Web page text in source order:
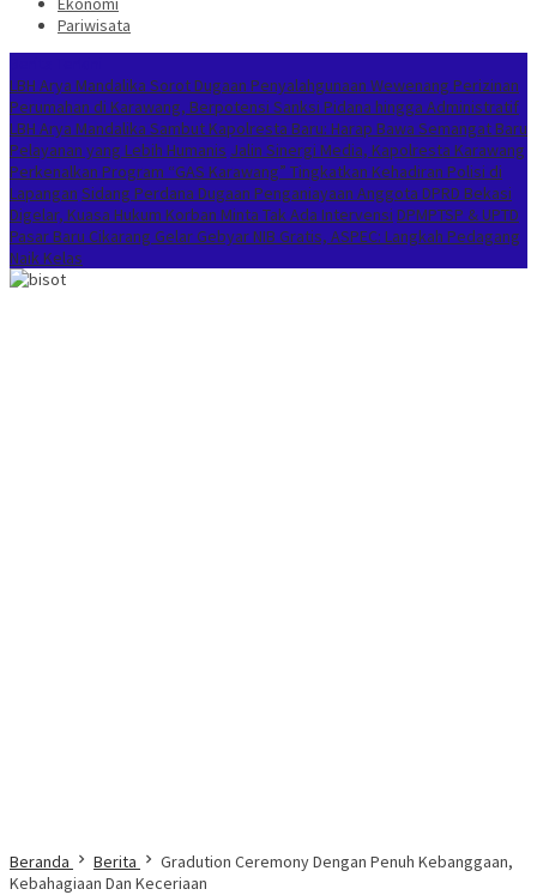
Pariwisata
LBH Arya Mandalika Sorot Dugaan Penyalahgunaan Wewenang Perizinan
Perumahan di Karawang, Berpotensi Sanksi Pidana hingga Administratif
LBH Arya Mandalika Sambut Kapolresta Baru: Harap Bawa Semangat Baru
Pelayanan yang Lebih Humanis Jalin Sinergi Media, Kapolresta Karawang
Perkenalkan Program “GAS Karawang” Tingkatkan Kehadiran Polisi di
Lapangan Sidang Perdana Dugaan Penganiayaan Anggota DPRD Bekasi
Digelar, Kuasa Hukum Korban Minta Tak Ada Intervensi DPMPTSP & UPTD
Pasar Baru Cikarang Gelar Gebyar NIB Gratis, ASPEC: Langkah Pedagang
Naik Kelas
Beranda Berita
Gradution Ceremony Dengan Penuh Kebanggaan,
Kebahagiaan Dan Keceriaan